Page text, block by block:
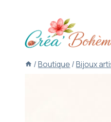
contenu
/ Boutique / Bijoux